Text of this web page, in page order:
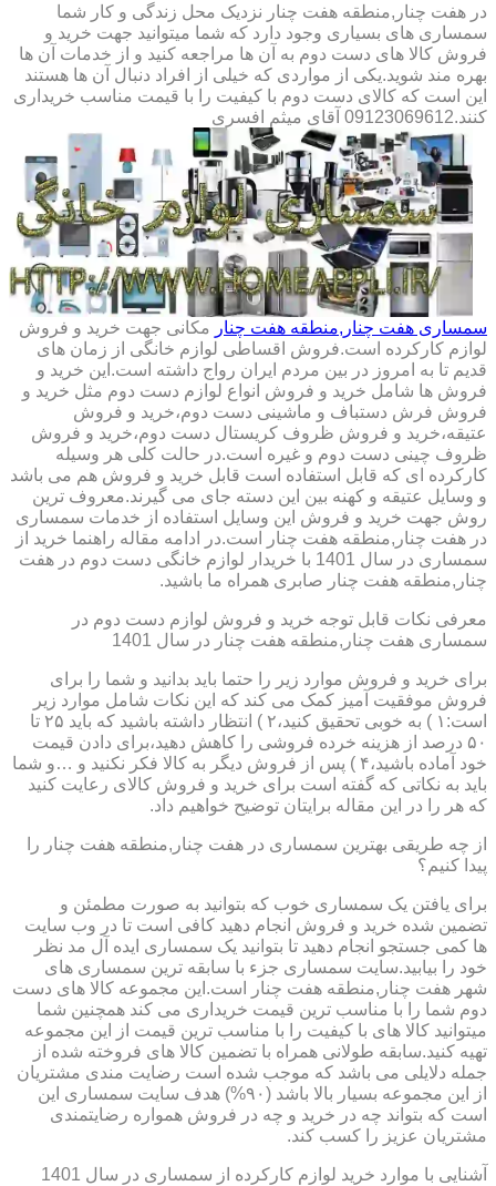
در هفت چنار,منطقه هفت چنار نزدیک محل زندگی و کار شما
سمساری های بسیاری وجود دارد که شما میتوانید جهت خرید و
فروش کالا های دست دوم به آن ها مراجعه کنید و از خدمات آن ها
بهره مند شوید.یکی از مواردی که خیلی از افراد دنبال آن ها هستند
این است که کالای دست دوم با کیفیت را با قیمت مناسب خریداری
کنند.09123069612 آقای میثم افسری
سمساری هفت چنار,منطقه هفت چنار مکانی جهت خرید و فروش
لوازم کارکرده است.فروش اقساطی لوازم خانگی از زمان های
قدیم تا به امروز در بین مردم ایران رواج داشته است.این خرید و
فروش ها شامل خرید و فروش انواع لوازم دست دوم مثل خرید و
فروش فرش دستباف و ماشینی دست دوم،خرید و فروش
عتیقه،خرید و فروش ظروف کریستال دست دوم،خرید و فروش
ظروف چینی دست دوم و غیره است.در حالت کلی هر وسیله
کارکرده ای که قابل استفاده است قابل خرید و فروش هم می باشد
و وسایل عتیقه و کهنه بین این دسته جای می گیرند.معروف ترین
روش جهت خرید و فروش این وسایل استفاده از خدمات سمساری
در هفت چنار,منطقه هفت چنار است.در ادامه مقاله راهنما خرید از
سمساری در سال 1401 با خریدار لوازم خانگی دست دوم در هفت
چنار,منطقه هفت چنار صابری همراه ما باشید.
معرفی نکات قابل توجه خرید و فروش لوازم دست دوم در
سمساری هفت چنار,منطقه هفت چنار در سال 1401
برای خرید و فروش موارد زیر را حتما باید بدانید و شما را برای
فروش موفقیت آمیز کمک می کند که این نکات شامل موارد زیر
است:۱ ) به خوبی تحقیق کنید،۲ ) انتظار داشته باشید که باید ۲۵ تا
۵۰ درصد از هزینه خرده فروشی را کاهش دهید،برای دادن قیمت
خود آماده باشید،۴ ) پس از فروش دیگر به کالا فکر نکنید و …و شما
باید به نکاتی که گفته است برای خرید و فروش کالای رعایت کنید
که هر را در این مقاله برایتان توضیح خواهیم داد.
از چه طریقی بهترین سمساری در هفت چنار,منطقه هفت چنار را
پیدا کنیم؟
برای یافتن یک سمساری خوب که بتوانید به صورت مطمئن و
تضمین شده خرید و فروش انجام دهید کافی است تا در وب سایت
ها کمی جستجو انجام دهید تا بتوانید یک سمساری ایده آل مد نظر
خود را بیابید.سایت سمساری جزء با سابقه ترین سمساری های
شهر هفت چنار,منطقه هفت چنار است.این مجموعه کالا های دست
دوم شما را با مناسب ترین قیمت خریداری می کند همچنین شما
میتوانید کالا های با کیفیت را با مناسب ترین قیمت از این مجموعه
تهیه کنید.سابقه طولانی همراه با تضمین کالا های فروخته شده از
جمله دلایلی می باشد که موجب شده است رضایت مندی مشتریان
از این مجموعه بسیار بالا باشد (۹۰%) هدف سایت سمساری این
است که بتواند چه در خرید و چه در فروش همواره رضایتمندی
مشتریان عزیز را کسب کند.
آشنایی با موارد خرید لوازم کارکرده از سمساری در سال 1401